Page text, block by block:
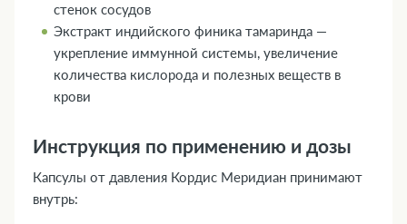
стенок сосудов
Экстракт индийского финика тамаринда —
укрепление иммунной системы, увеличение
количества кислорода и полезных веществ в
крови
Инструкция по применению и дозы
Капсулы от давления Кордис Меридиан принимают
внутрь: